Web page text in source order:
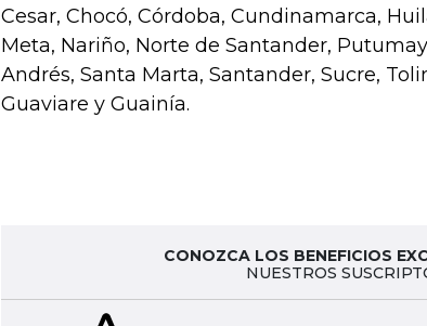
Cesar, Chocó, Córdoba, Cundinamarca,
Meta, Nariño, Norte de Santander,
Andrés, Santa Marta, Santander, Sucre,
Guaviare y Guainía.
CONOZCA LOS BENEFICIOS
NUESTROS